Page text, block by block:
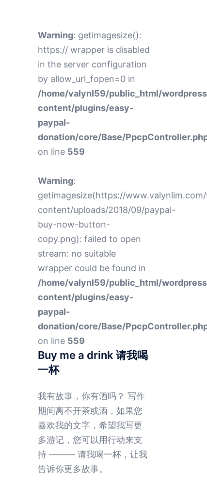
Warning: getimagesize():
https:// wrapper is disabled
in the server configuration
by allow_url_fopen=0 in
/home/valynl59/public_html/
content/plugins/easy-
paypal-
donation/core/Base/
on line 559
Warning:
getimagesize(https://
content/uploads/2018/09/paypal-
buy-now-button-
copy.png): failed to open
stream: no suitable
wrapper could be found in
/home/valynl59/public_html/
content/plugins/easy-
paypal-
donation/core/Base/
on line 559
Buy me a drink 请我喝
一杯
我有故事，你有酒吗？ 写作
期间离不开茶或酒，如果您
喜欢我的文字，希望我写更
多游记，您可以用行动来支
持 ——— 请我喝一杯，让我
告诉你更多故事。